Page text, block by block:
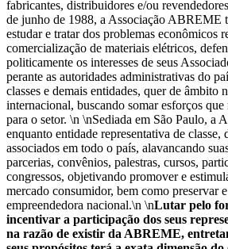
fabricantes, distribuidores e/ou
de junho de 1988, a Associação ABREME
estudar e tratar dos problemas econômicos
comercialização de materiais elétricos,
politicamente os interesses de seus
perante as autoridades administrativas do
classes e demais entidades, quer de âmbito
internacional, buscando somar esforços
para o setor. \n \nSediada em São Paulo, a
enquanto entidade representativa de classe,
associados em todo o país, alavancando
parcerias, convênios, palestras, cursos,
congressos, objetivando promover e
mercado consumidor, bem como preservar
empreendedora nacional.\n \nLutar pelo
incentivar a participação dos seus
na razão de existir da ABREME,